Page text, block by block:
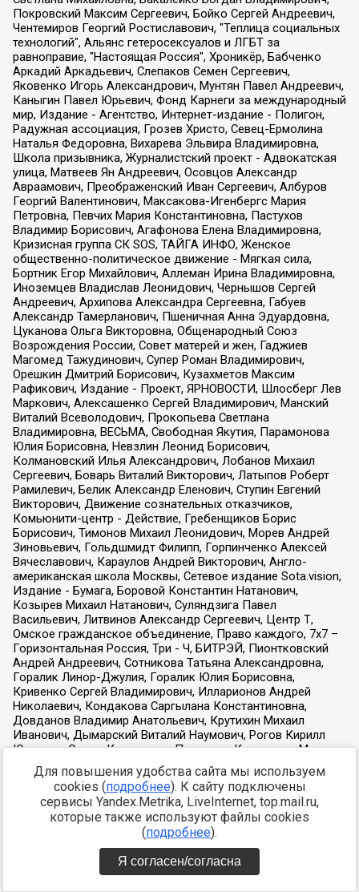
Для повышения удобства сайта мы используем
cookies (подробнее). К сайту подключены
сервисы Yandex.Metrika, LiveInternet, top.mail.ru,
которые также используют файлы cookies
(подробнее).
Я согласен/согласна